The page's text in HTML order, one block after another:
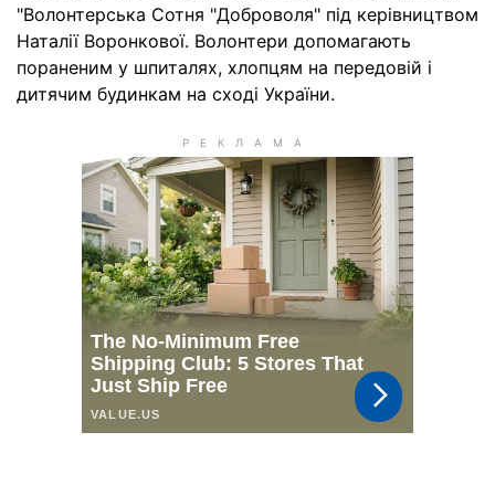
"Волонтерська Сотня "Доброволя" під керівництвом
Наталії Воронкової. Волонтери допомагають
пораненим у шпиталях, хлопцям на передовій і
дитячим будинкам на сході України.